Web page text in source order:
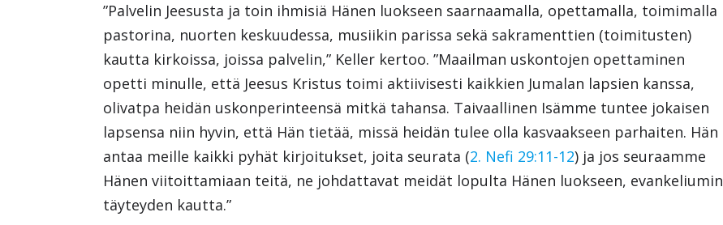
”Palvelin Jeesusta ja toin ihmisiä Hänen luokseen saarnaamalla, opettamalla, toimimalla
pastorina, nuorten keskuudessa, musiikin parissa sekä sakramenttien (toimitusten)
kautta kirkoissa, joissa palvelin,” Keller kertoo. ”Maailman uskontojen opettaminen
opetti minulle, että Jeesus Kristus toimi aktiivisesti kaikkien Jumalan lapsien kanssa,
olivatpa heidän uskonperinteensä mitkä tahansa. Taivaallinen Isämme tuntee jokaisen
lapsensa niin hyvin, että Hän tietää, missä heidän tulee olla kasvaakseen parhaiten. Hän
antaa meille kaikki pyhät kirjoitukset, joita seurata (2. Nefi 29:11-12) ja jos seuraamme
Hänen viitoittamiaan teitä, ne johdattavat meidät lopulta Hänen luokseen, evankeliumin
täyteyden kautta.”